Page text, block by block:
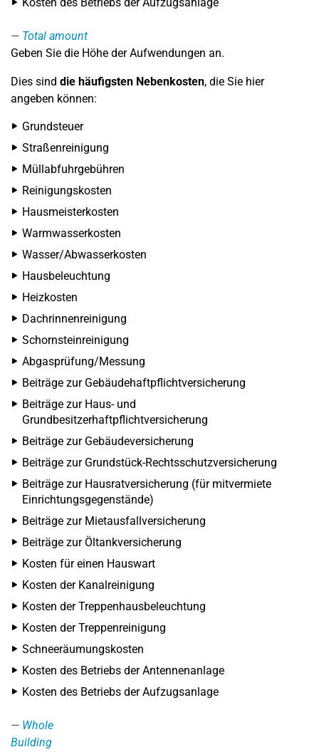
Total amount
Geben Sie die Höhe der Aufwendungen an.
Dies sind die häufigsten Nebenkosten, die Sie hier
angeben können:
Grundsteuer
Straßenreinigung
Müllabfuhrgebühren
Reinigungskosten
Hausmeisterkosten
Warmwasserkosten
Wasser/Abwasserkosten
Hausbeleuchtung
Heizkosten
Dachrinnenreinigung
Schornsteinreinigung
Abgasprüfung/Messung
Beiträge zur Gebäudehaftpflichtversicherung
Beiträge zur Haus- und
Grundbesitzerhaftpflichtversicherung
Beiträge zur Gebäudeversicherung
Beiträge zur Grundstück-Rechtsschutzversicherung
Beiträge zur Hausratversicherung (für mitvermiete
Einrichtungsgegenstände)
Beiträge zur Mietausfallversicherung
Beiträge zur Öltankversicherung
Kosten für einen Hauswart
Kosten der Kanalreinigung
Kosten der Treppenhausbeleuchtung
Kosten der Treppenreinigung
Schneeräumungskosten
Kosten des Betriebs der Antennenanlage
Kosten des Betriebs der Aufzugsanlage
Whole
Building